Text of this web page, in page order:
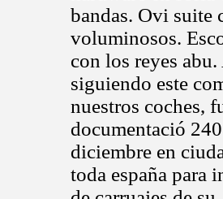
bandas. Ovi suite
voluminosos.
con los reyes
siguiendo este
nuestros coches,
documentació
diciembre en
toda españa para